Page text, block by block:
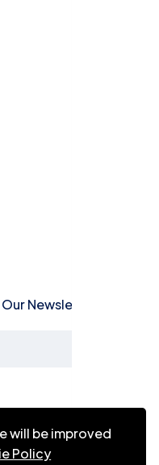
Newsletter! 📩
will be improved
Policy